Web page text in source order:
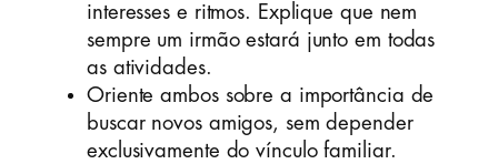
interesses e ritmos. Explique que nem
sempre um irmão estará junto em todas
as atividades.
Oriente ambos sobre a importância de
buscar novos amigos, sem depender
exclusivamente do vínculo familiar.